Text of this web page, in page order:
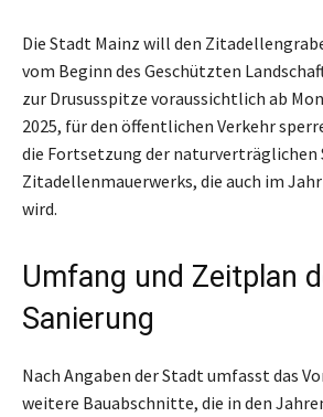
Die Stadt Mainz will den
vom Beginn des Geschützten
zur Drususspitze voraussichtlich ab
2025, für den öffentlichen Verkehr
die Fortsetzung der naturverträglichen
Zitadellenmauerwerks, die auch im
wird.
Umfang und Zeitplan
Sanierung
Nach Angaben der Stadt umfasst das
weitere Bauabschnitte, die in den